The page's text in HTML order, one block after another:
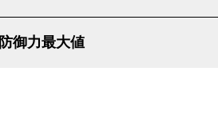
防御力最大値